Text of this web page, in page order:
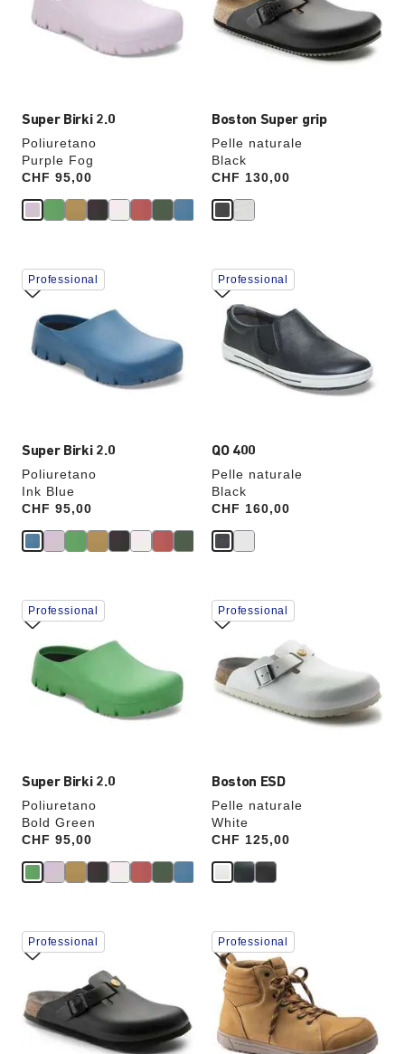
Super Birki 2.0
Poliuretano
Purple Fog
Price:
CHF 95,00
dei
colori,
l’immagine
Boston Super grip
Pelle naturale
Black
Price:
CHF 130,00
dei
colori,
l’immagine
Super Birki 2.0
Poliuretano
Ink Blue
Price:
CHF 95,00
Interagendo
con
anteprime
dei
colori,
l’immagine
Professional
QO 400
Pelle naturale
Black
Price:
CHF 160,00
Interagendo
con
anteprime
dei
colori,
l’immagine
Professional
Super Birki 2.0
Poliuretano
Bold Green
Price:
CHF 95,00
Interagendo
con
anteprime
dei
colori,
l’immagine
Professional
Boston ESD
Pelle naturale
White
Price:
CHF 125,00
Interagendo
con
dei
colori,
l’immagine
Professional
Interagendo
con
dei
colori,
l’immagine
Professional
Interagendo
con
anteprime
dei
colori,
l’immagine
del
Professional